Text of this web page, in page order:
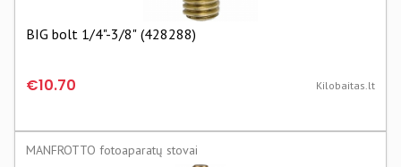
BIG bolt 1/4"-3/8" (428288)
€10.70 Kilobaitas.lt
MANFROTTO fotoaparatų stovai